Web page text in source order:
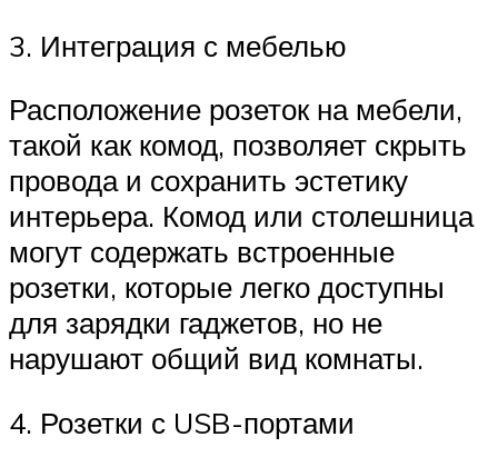
3. Интеграция с мебелью
Расположение розеток на мебели,
такой как комод, позволяет скрыть
провода и сохранить эстетику
интерьера. Комод или столешница
могут содержать встроенные
розетки, которые легко доступны
для зарядки гаджетов, но не
нарушают общий вид комнаты.
4. Розетки с USB-портами